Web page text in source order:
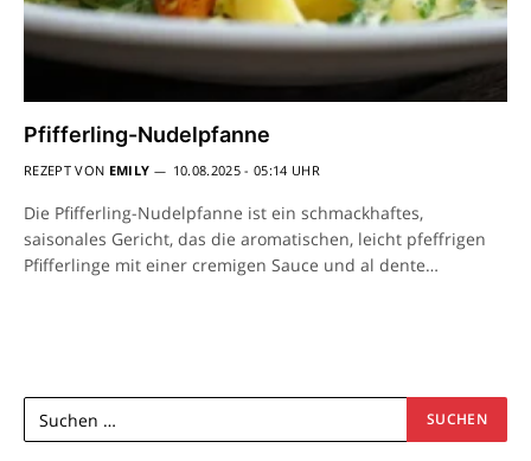
Pfifferling-Nudelpfanne
REZEPT VON EMILY 10.08.2025 - 05:14 UHR
Die Pfifferling-Nudelpfanne ist ein schmackhaftes,
saisonales Gericht, das die aromatischen, leicht pfeffrigen
Pfifferlinge mit einer cremigen Sauce und al dente…